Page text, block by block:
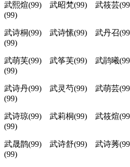
武熙煊(99) 武昭梵(99) 武筱芸
(99)
武诗桐(99) 武诗愫(99) 武丹召
(99)
武萌芙(99) 武筝芙(99) 武鹃曦
(99)
武诗丹(99) 武灵芍(99) 武萌芸
(99)
武诗琼(99) 武莉桐(99) 武筱煊
(99)
武晟鹊(99) 武诗舒(99) 武诗莠
(99)